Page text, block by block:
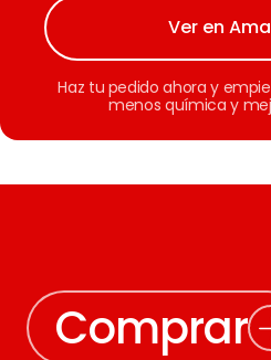
Ver en
Haz tu pedido ahora y
menos química y
Comprar